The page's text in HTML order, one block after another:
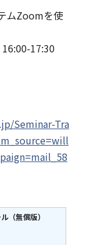
ムZoomを使
17:30
Seminar-Tra
（無償版）